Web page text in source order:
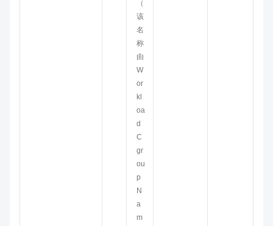
（
该
名
称
由
W
or
kl
oa
d
C
gr
ou
p
N
a
m